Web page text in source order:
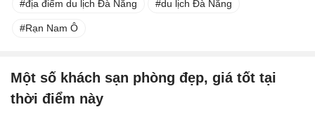
địa điểm du lịch Đà Nẵng du lịch Đà Nẵng
Rạn Nam Ô
Một số khách sạn phòng đẹp, giá tốt tại
thời điểm này